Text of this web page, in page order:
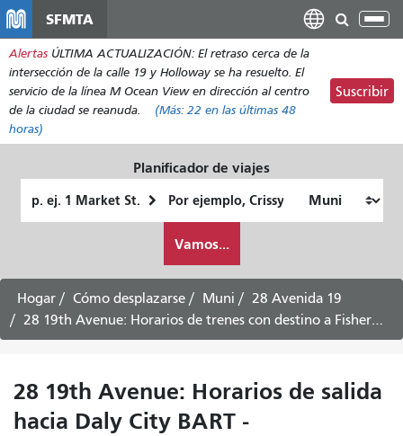
contenido
principal
SFMTA
Alertas ÚLTIMA ACTUALIZACIÓN: El retraso cerca de la
intersección de la calle 19 y Holloway se ha resuelto. El
servicio de la línea M Ocean View en dirección al centro
de la ciudad se reanuda.
(Más: 22 en las últimas 48
horas)
Suscribir
Planificador de viajes
de
quiero
viajar
Vamos...
Hogar Cómo desplazarse Muni
28 Avenida 19
28 19th Avenue: Horarios de trenes con destino a Fisherman's Wharf
28 19th Avenue: Horarios de salida
hacia Daly City BART -